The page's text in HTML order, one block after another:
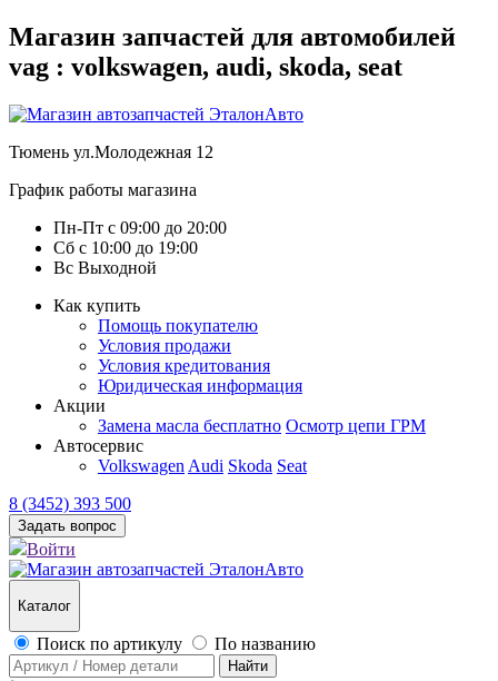
Магазин запчастей для автомобилей
vag : volkswagen, audi, skoda, seat
Тюмень ул.Молодежная 12
График работы магазина
Пн-Пт с 09:00 до 20:00
Сб с 10:00 до 19:00
Вс Выходной
Как купить
Помощь покупателю
Условия продажи
Условия кредитования
Юридическая информация
Акции
Замена масла бесплатно Осмотр цепи ГРМ
Автосервис
Volkswagen Audi Skoda Seat
8 (3452) 393 500
Задать вопрос
Войти
Каталог
Поиск по артикулу По названию
Найти